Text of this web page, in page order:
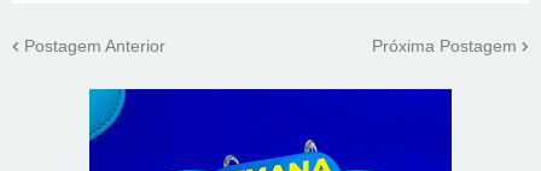
Postagem Anterior Próxima Postagem